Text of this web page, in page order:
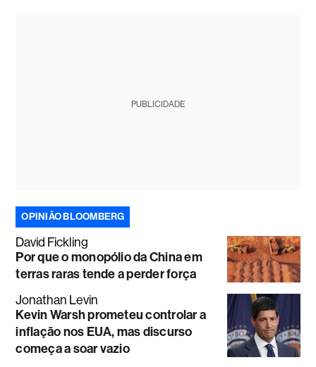
PUBLICIDADE
OPINIÃO BLOOMBERG
David Fickling
Por que o monopólio da China em
terras raras tende a perder força
Jonathan Levin
Kevin Warsh prometeu controlar a
inflação nos EUA, mas discurso
começa a soar vazio